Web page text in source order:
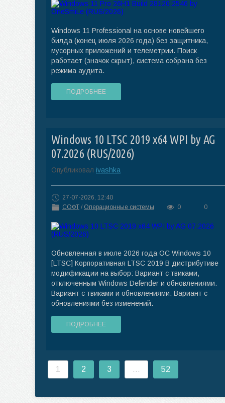
Windows 11 Professional на основе новейшего
билда (конец июля 2026 года) без защитника,
мусорных приложений и телеметрии. Поиск
работает (значок скрыт), система собрана без
режима аудита.
ПОДРОБНЕЕ
Windows 10 LTSC 2019 x64 WPI by AG
07.2026 (RUS/2026)
Опубликовал ivashka
27-07-2026, 12:40
СОФТ / Операционные системы 0 0
Обновленная в июле 2026 года ОС Windows 10
[LTSC] Корпоративная LTSC 2019 В дистрибутиве
модификации на выбор: Вариант с твиками,
отключенным Windows Defender и обновлениями.
Вариант с твиками и обновлениями. Вариант с
обновлениями без изменений.
ПОДРОБНЕЕ
1 2 3 ... 52